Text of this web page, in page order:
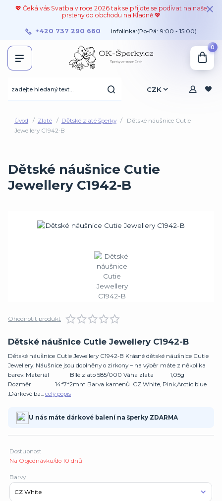
💖 Čeká vás Svatba v roce 2026 tak se přijďte se podívat na naše
prsteny do obchodu na Kladně 💖
CZK
+420 737 290 660 Infolinka:(Po-Pá: 9:00 - 15:00)
0
Úvod Zlaté Dětské zlaté šperky
Dětské náušnice Cutie
Jewellery C1942-B
Dětské náušnice Cutie
Jewellery C1942-B
Ohodnotit produkt
Dětské náušnice Cutie Jewellery C1942-B
Dětské náušnice Cutie Jewellery C1942-B Krásné dětské náušnice Cutie
Jewellery. Náušnice jsou doplněny o zirkony – na výběr máte z několika
barev. Materiál Bílé zlato 585/000 Váha zlata 1,05g
Rozměr 14*7*2mm Barva kamenů CZ White, Pink,Arctic blue
:Dárkové ba... celý popis
U nás máte dárkové balení na šperky ZDARMA
Dostupnost
Na Objednávku/do 10 dnů
Barvy